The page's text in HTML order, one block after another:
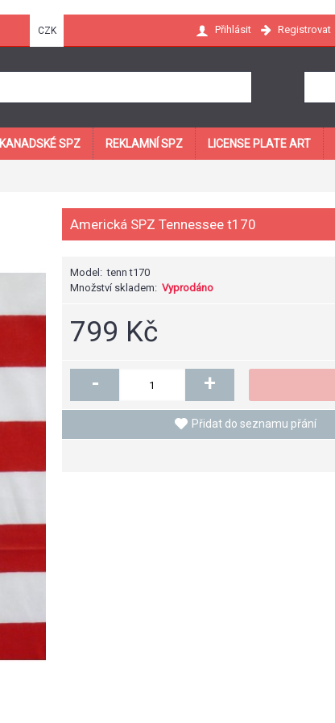
CZK Přihlásit Registrovat
KANADSKÉ SPZ REKLAMNÍ SPZ LICENSE PLATE ART
Americká SPZ Tennessee t170
Model: tenn t170
Množství skladem: Vyprodáno
799 Kč
- +
Přidat do seznamu přání